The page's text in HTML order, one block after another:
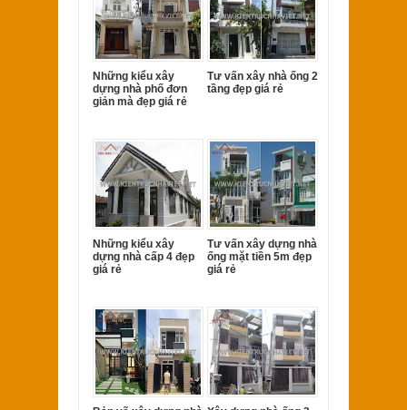
Những kiểu xây
dựng nhà phố đơn
giản mà đẹp giá rẻ
Tư vấn xây nhà ống 2
tầng đẹp giá rẻ
Những kiểu xây
dựng nhà cấp 4 đẹp
giá rẻ
Tư vấn xây dựng nhà
ống mặt tiền 5m đẹp
giá rẻ